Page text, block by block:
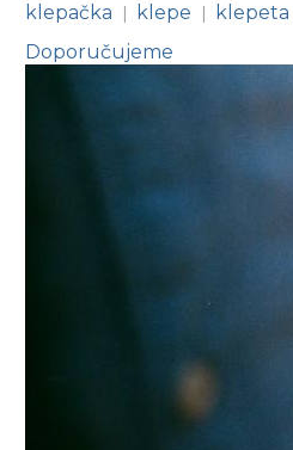
klepačka | klepe | klepeta
Doporučujeme